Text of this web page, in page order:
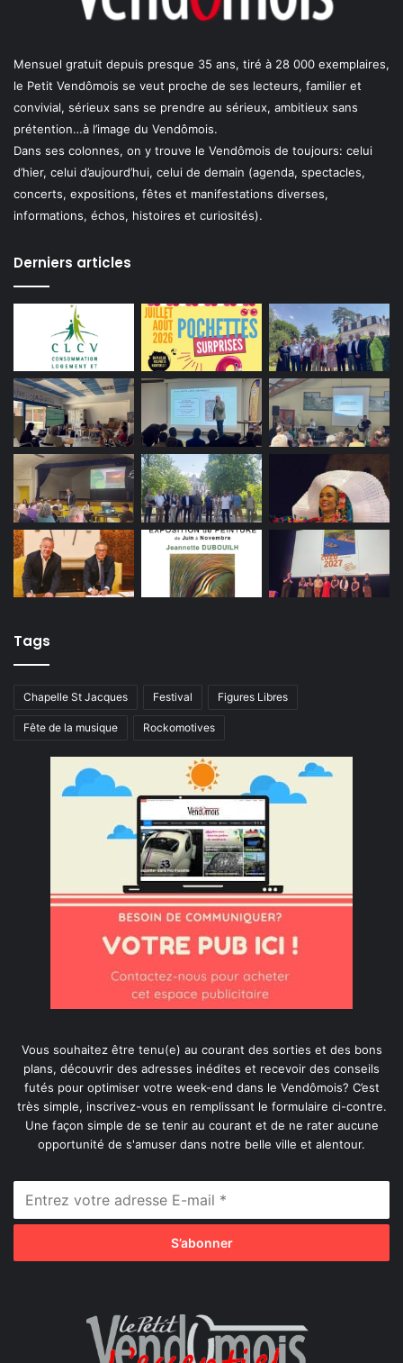
Mensuel gratuit depuis presque 35 ans, tiré à 28 000 exemplaires,
le Petit Vendômois se veut proche de ses lecteurs, familier et
convivial, sérieux sans se prendre au sérieux, ambitieux sans
prétention…à l’image du Vendômois.
Dans ses colonnes, on y trouve le Vendômois de toujours: celui
d’hier, celui d’aujourd’hui, celui de demain (agenda, spectacles,
concerts, expositions, fêtes et manifestations diverses,
informations, échos, histoires et curiosités).
Derniers articles
Tags
Chapelle St Jacques Festival Figures Libres
Fête de la musique Rockomotives
Vous souhaitez être tenu(e) au courant des sorties et des bons
plans, découvrir des adresses inédites et recevoir des conseils
futés pour optimiser votre week-end dans le Vendômois? C’est
très simple, inscrivez-vous en remplissant le formulaire ci-contre.
Une façon simple de se tenir au courant et de ne rater aucune
opportunité de s'amuser dans notre belle ville et alentour.